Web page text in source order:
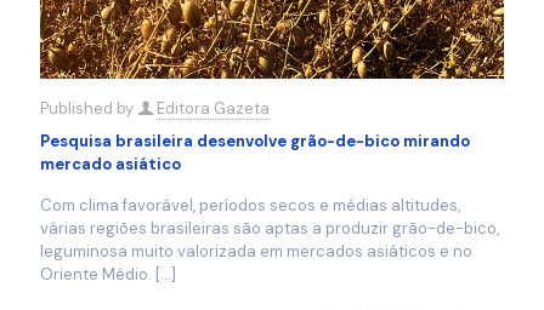
Published by
Editora Gazeta
Pesquisa brasileira desenvolve grão-de-bico mirando
mercado asiático
Com clima favorável, períodos secos e médias altitudes,
várias regiões brasileiras são aptas a produzir grão-de-bico,
leguminosa muito valorizada em mercados asiáticos e no
Oriente Médio. […]